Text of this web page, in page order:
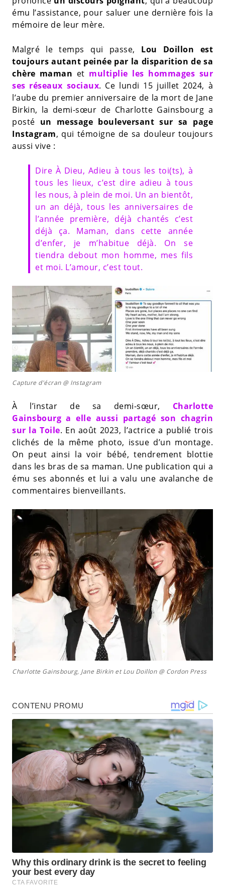
ému l’assistance, pour saluer une dernière fois la
mémoire de leur mère.
Malgré le temps qui passe, Lou Doillon est
toujours autant peinée par la disparition de sa
chère maman et multiplie les hommages sur
ses réseaux sociaux. Ce lundi 15 juillet 2024, à
l’aube du premier anniversaire de la mort de Jane
Birkin, la demi-sœur de Charlotte Gainsbourg a
posté un message bouleversant sur sa page
Instagram, qui témoigne de sa douleur toujours
aussi vive :
Dire À Dieu, Adieu à tous les toi(ts), à
tous les lieux, c’est dire adieu à tous
les nous, à plein de moi. Un an bientôt,
un an déjà, tous les anniversaires de
l’année première, déjà chantés c’est
déjà ça. Maman, dans cette année
d’enfer, je m’habitue déjà. On se
tiendra debout mon homme, mes fils
et moi. L’amour, c’est tout.
Capture d'écran @ Instagram
À l’instar de sa demi-sœur, Charlotte
Gainsbourg a elle aussi partagé son chagrin
sur la Toile. En août 2023, l’actrice a publié trois
clichés de la même photo, issue d’un montage.
On peut ainsi la voir bébé, tendrement blottie
dans les bras de sa maman. Une publication qui a
ému ses abonnés et lui a valu une avalanche de
commentaires bienveillants.
Charlotte Gainsbourg, Jane Birkin et Lou Doillon @ Cordon Press